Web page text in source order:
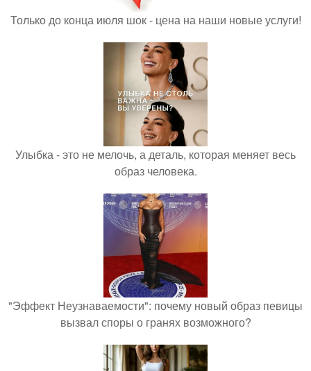
Только до конца июля шок - цена на наши новые услуги!
Улыбка - это не мелочь, а деталь, которая меняет весь
образ человека.
"Эффект Неузнаваемости": почему новый образ певицы
вызвал споры о гранях возможного?